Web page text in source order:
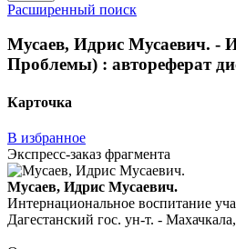
Расширенный поиск
Мусаев, Идрис Мусаевич. -
Проблемы) : автореферат
Карточка
В избранное
Экспресс-заказ фрагмента
Мусаев, Идрис Мусаевич.
Интернациональное воспитание
Дагестанский гос. ун-т. -